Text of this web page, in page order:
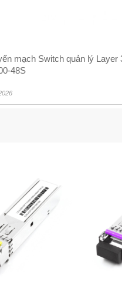
mạch Switch quản lý Layer
48S